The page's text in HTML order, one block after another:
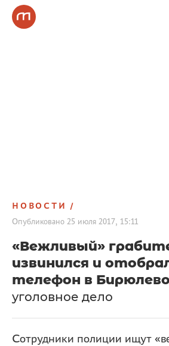
НОВОСТИ
Опубликовано 25 июля 2017, 15:11
«Вежливый»
извинился и
телефон в Бирюлево
уголовное дело
Сотрудники полиции ищут